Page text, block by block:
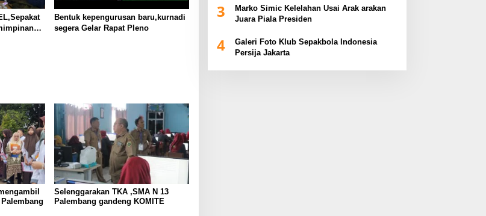
Bentuk kepengurusan baru,kurnadi
segera Gelar Rapat Pleno
Selenggarakan TKA ,SMA N 13
Palembang gandeng KOMITE
3
Marko Simic Kelelahan Usai Arak arakan
Juara Piala Presiden
4
Galeri Foto Klub Sepakbola Indonesia
Persija Jakarta